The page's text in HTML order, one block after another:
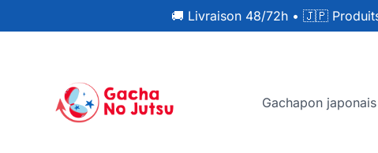
🚚 Livraison 48/72h • 🇯🇵
Gachapon japonais